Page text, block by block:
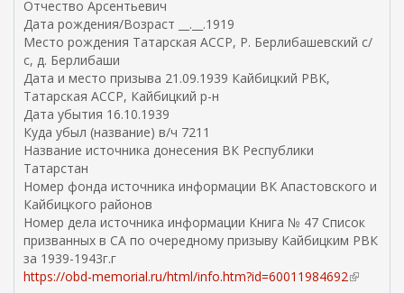
Отчество Арсентьевич
Дата рождения/Возраст __.__.1919
Место рождения Татарская АССР, Р. Берлибашевский с/
с, д. Берлибаши
Дата и место призыва 21.09.1939 Кайбицкий РВК,
Татарская АССР, Кайбицкий р-н
Дата убытия 16.10.1939
Куда убыл (название) в/ч 7211
Название источника донесения ВК Республики
Татарстан
Номер фонда источника информации ВК Апастовского и
Кайбицкого районов
Номер дела источника информации Книга № 47 Список
призванных в СА по очередному призыву Кайбицким РВК
за 1939-1943г.г
https://obd-memorial.ru/html/info.htm?id=60011984692(